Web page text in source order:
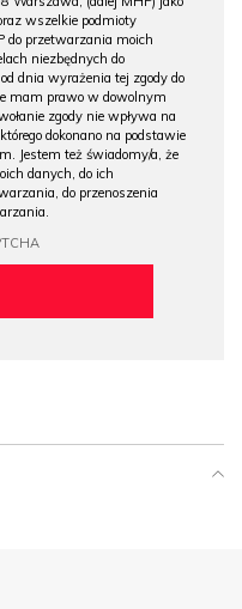
wszelkie podmioty
do przetwarzania moich
niezbędnych do
dnia wyrażenia tej zgody do
mam prawo w dowolnym
zgody nie wpływa na
dokonano na podstawie
Jestem też świadomy/a, że
danych, do ich
do przenoszenia